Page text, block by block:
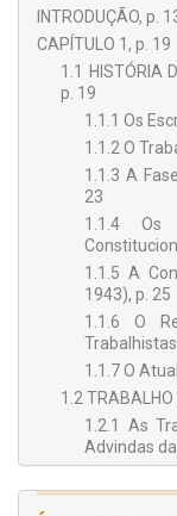
da teoria das
de
normas e
educação.
PEDRO
Psicólogo, com
Federal de
Universidade de
de intervenção
mental. Atuou
graduação
1999;
UNIVERSO/
principais temas
exclusão social,
de saúde. Foi
Psicologia.
INTRODUÇÃO, p.
CAPÍTULO 1, p. 19
1.1 HISTÓRIA
p. 19
1.1.1 Os
1.1.2 O
1.1.3 A
23
1.1.4 Os
1.1.5 A
1943), p. 25
1.1.6 O
1.1.7 O
1.2 TRABALHO
1.2.1 As
Advindas
1.2.3